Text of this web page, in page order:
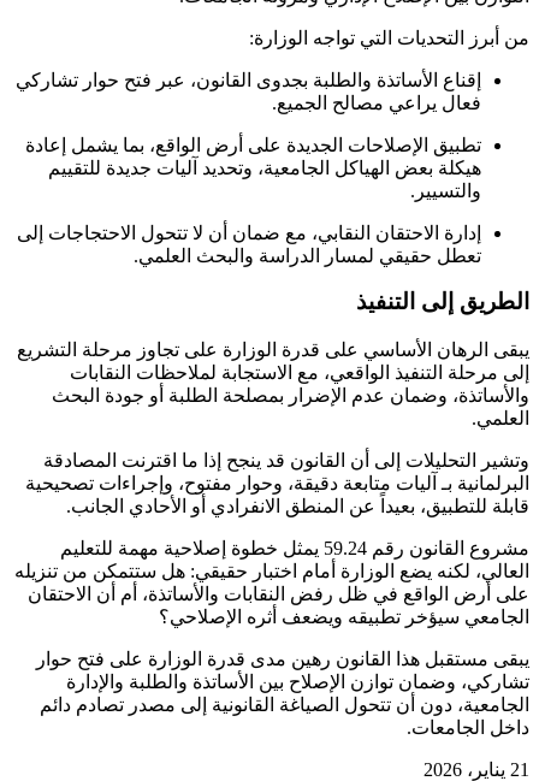
من أبرز التحديات التي تواجه الوزارة:
إقناع الأساتذة والطلبة بجدوى القانون، عبر فتح حوار تشاركي
فعال يراعي مصالح الجميع.
تطبيق الإصلاحات الجديدة على أرض الواقع، بما يشمل إعادة
هيكلة بعض الهياكل الجامعية، وتحديد آليات جديدة للتقييم
والتسيير.
إدارة الاحتقان النقابي، مع ضمان أن لا تتحول الاحتجاجات إلى
تعطل حقيقي لمسار الدراسة والبحث العلمي.
الطريق إلى التنفيذ
يبقى الرهان الأساسي على قدرة الوزارة على تجاوز مرحلة التشريع
إلى مرحلة التنفيذ الواقعي، مع الاستجابة لملاحظات النقابات
والأساتذة، وضمان عدم الإضرار بمصلحة الطلبة أو جودة البحث
العلمي.
وتشير التحليلات إلى أن القانون قد ينجح إذا ما اقترنت المصادقة
البرلمانية بـ آليات متابعة دقيقة، وحوار مفتوح، وإجراءات تصحيحية
قابلة للتطبيق، بعيداً عن المنطق الانفرادي أو الأحادي الجانب.
مشروع القانون رقم 59.24 يمثل خطوة إصلاحية مهمة للتعليم
العالي، لكنه يضع الوزارة أمام اختبار حقيقي: هل ستتمكن من تنزيله
على أرض الواقع في ظل رفض النقابات والأساتذة، أم أن الاحتقان
الجامعي سيؤخر تطبيقه ويضعف أثره الإصلاحي؟
يبقى مستقبل هذا القانون رهين مدى قدرة الوزارة على فتح حوار
تشاركي، وضمان توازن الإصلاح بين الأساتذة والطلبة والإدارة
الجامعية، دون أن تتحول الصياغة القانونية إلى مصدر تصادم دائم
داخل الجامعات.
21 يناير، 2026